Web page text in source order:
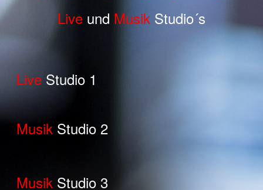
Live und Musik Studio´s
Live Studio 1
Musik Studio 2
Musik Studio 3